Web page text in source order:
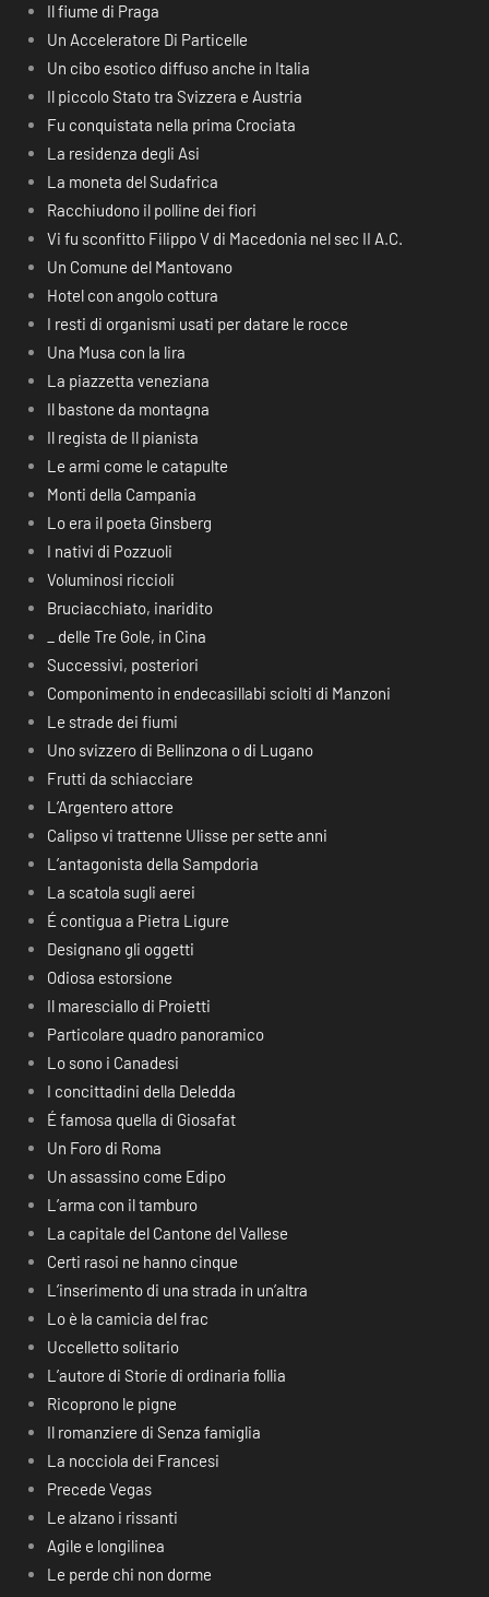
Il fiume di Praga
Un Acceleratore Di Particelle
Un cibo esotico diffuso anche in Italia
Il piccolo Stato tra Svizzera e Austria
Fu conquistata nella prima Crociata
La residenza degli Asi
La moneta del Sudafrica
Racchiudono il polline dei fiori
Vi fu sconfitto Filippo V di Macedonia nel sec II A.C.
Un Comune del Mantovano
Hotel con angolo cottura
I resti di organismi usati per datare le rocce
Una Musa con la lira
La piazzetta veneziana
Il bastone da montagna
Il regista de Il pianista
Le armi come le catapulte
Monti della Campania
Lo era il poeta Ginsberg
I nativi di Pozzuoli
Voluminosi riccioli
Bruciacchiato, inaridito
_ delle Tre Gole, in Cina
Successivi, posteriori
Componimento in endecasillabi sciolti di Manzoni
Le strade dei fiumi
Uno svizzero di Bellinzona o di Lugano
Frutti da schiacciare
L’Argentero attore
Calipso vi trattenne Ulisse per sette anni
L’antagonista della Sampdoria
La scatola sugli aerei
É contigua a Pietra Ligure
Designano gli oggetti
Odiosa estorsione
Il maresciallo di Proietti
Particolare quadro panoramico
Lo sono i Canadesi
I concittadini della Deledda
É famosa quella di Giosafat
Un Foro di Roma
Un assassino come Edipo
L’arma con il tamburo
La capitale del Cantone del Vallese
Certi rasoi ne hanno cinque
L’inserimento di una strada in un’altra
Lo è la camicia del frac
Uccelletto solitario
L’autore di Storie di ordinaria follia
Ricoprono le pigne
Il romanziere di Senza famiglia
La nocciola dei Francesi
Precede Vegas
Le alzano i rissanti
Agile e longilinea
Le perde chi non dorme